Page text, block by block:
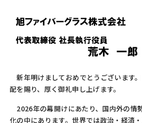
新年明けましておめでとうございます
配を賜り、厚く御礼申し上げます。
2026年の幕開けにあたり、国内外の情
化の中にあります。世界では政治・経済